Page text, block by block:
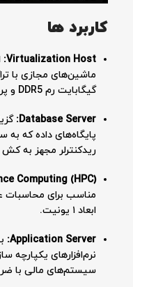
کاربرد ها
Virtualization Host:
گیگابایت رم DDR5 و پردازنده مدرن.
Database Server:
ریدکنترلر مجهز به کش
Computing (HPC):
مناسب برای محاسبات
ابعاد ۱ یونیت.
Application Server:
سیستم‌های مالی با